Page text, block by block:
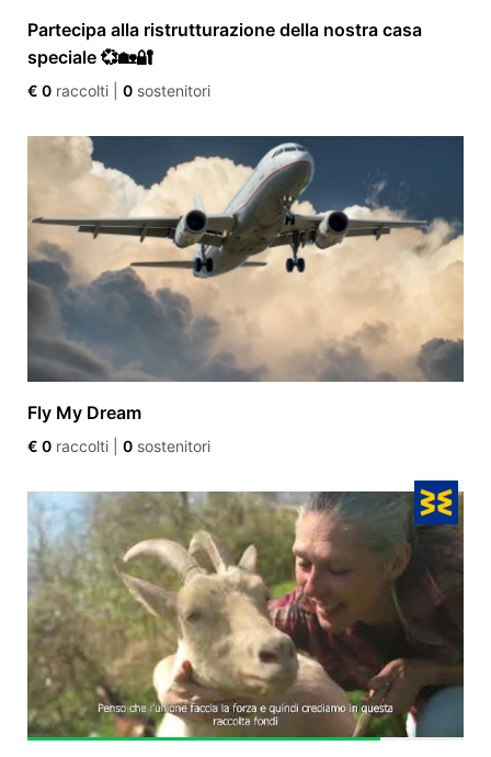
Partecipa alla ristrutturazione della nostra casa
speciale 💞🏡🔐
€ 0 raccolti 0 sostenitori
Fly My Dream
€ 0 raccolti 0 sostenitori